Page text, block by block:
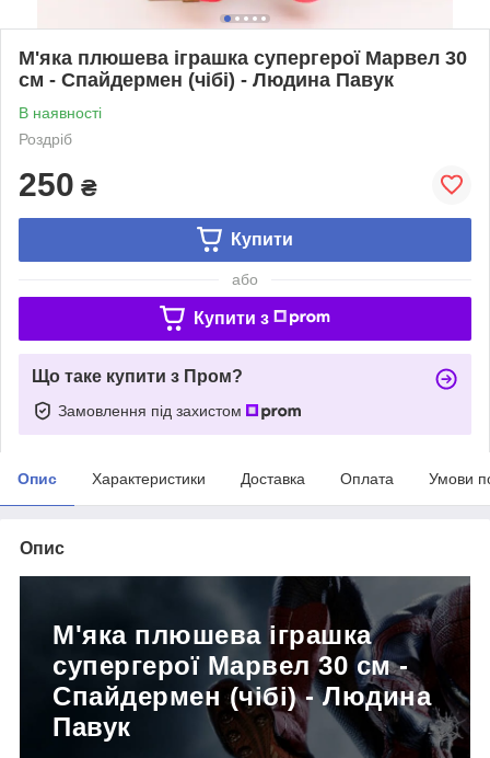
М'яка плюшева іграшка супергерої Марвел 30
см - Спайдермен (чібі) - Людина Павук
В наявності
Роздріб
250 ₴
Купити
або
Купити з
Що таке купити з Пром?
Замовлення під захистом
Опис Характеристики Доставка Оплата Умови
Опис
М'яка плюшева іграшка
супергерої Марвел 30 см -
Спайдермен (чібі) - Людина
Павук